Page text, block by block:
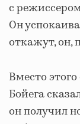
с
Он
откажут, он,
Вместо
Бойега
он получил